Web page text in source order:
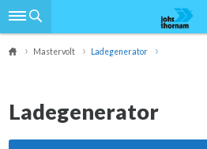
Mastervolt Ladegenerator
Ladegenerator